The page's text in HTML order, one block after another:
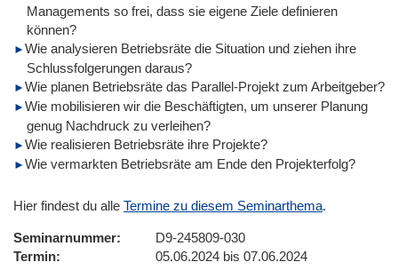
Managements so frei, dass sie eigene Ziele definieren
können?
Wie analysieren Betriebsräte die Situation und ziehen ihre
Schlussfolgerungen daraus?
Wie planen Betriebsräte das Parallel-Projekt zum Arbeitgeber?
Wie mobilisieren wir die Beschäftigten, um unserer Planung
genug Nachdruck zu verleihen?
Wie realisieren Betriebsräte ihre Projekte?
Wie vermarkten Betriebsräte am Ende den Projekterfolg?
Hier findest du alle Termine zu diesem Seminarthema.
Seminarnummer
D9-245809-030
Termin
05.06.2024 bis 07.06.2024